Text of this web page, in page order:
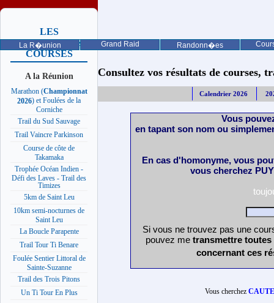
La R�union Grand Raid Randonn�es
LES
PROCHAINES
COURSES
A la Réunion
Marathon (Championnat
2026) et Foulées de la
Corniche
Trail du Sud Sauvage
Trail Vaincre Parkinson
Course de côte de
Takamaka
Trophée Océan Indien -
Défi des Laves - Trail des
Timizes
5km de Saint Leu
10km semi-nocturnes de
Saint Leu
La Boucle Parapente
Trail Tour Ti Benare
Foulée Sentier Littoral de
Sainte-Suzanne
Trail des Trois Pitons
Un Ti Tour En Plus
Consultez vos résultats de courses,
Calendrier 2026
Vous
en tapant son nom ou
En cas d'homonyme, vous
vous cherchez
Si vous ne trouvez pas une
pouvez me transmettre
concernant ces
Vous cherchez